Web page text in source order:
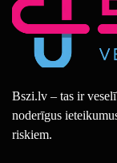
Bszi.lv – tas ir
noderīgus
riskiem.